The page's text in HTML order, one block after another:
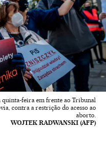
quinta-feira em frente ao Tribunal
contra a restrição do acesso ao
aborto.
WOJTEK RADWANSKI (AFP)